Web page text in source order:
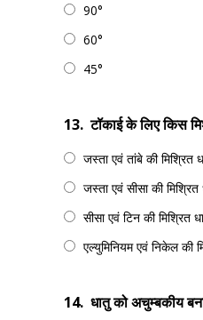
90°
60°
45°
13. टॉकाई के लिए किस
जस्ता एवं तांबे की मिश्रित
जस्ता एवं सीसा की मिश्रित
सीसा एवं टिन की मिश्रित
एल्युमिनियम एवं निकेल की
14. धातु को अचुम्बकीय